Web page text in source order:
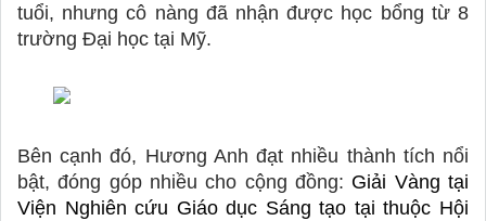
tuổi, nhưng cô nàng đã nhận được học bổng từ 8
trường Đại học tại Mỹ.
Bên cạnh đó, Hương Anh đạt nhiều thành tích nổi
bật, đóng góp nhiều cho cộng đồng: Giải Vàng tại
Viện Nghiên cứu Giáo dục Sáng tạo tại thuộc Hội